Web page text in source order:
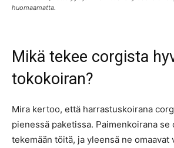
huomaamatta.
Mikä tekee corgista
tokokoiran?
Mira kertoo, että harrastuskoirana
pienessä paketissa. Paimenkoirana
tekemään töitä, ja yleensä ne omaavat